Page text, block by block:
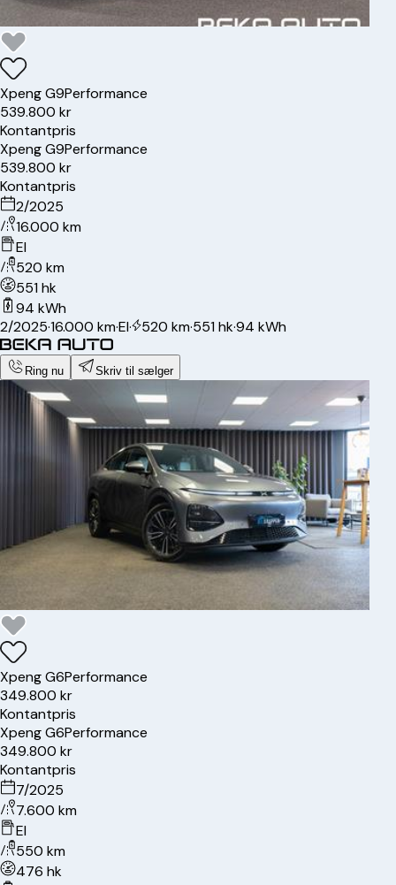
XpengG9Performance
539.800 kr
Kontantpris
XpengG9Performance
539.800 kr
Kontantpris
2/2025
16.000 km
El
520 km
551 hk
94 kWh
2/2025·16.000 km·El· 520 km·551 hk·94 kWh
Ring nu Skriv til sælger
XpengG6Performance
349.800 kr
Kontantpris
XpengG6Performance
349.800 kr
Kontantpris
7/2025
7.600 km
El
550 km
476 hk